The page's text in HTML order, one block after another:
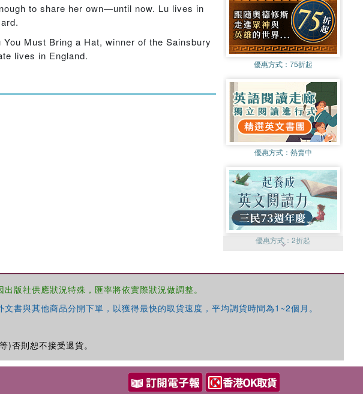
to share her own—until now. Lu lives in
Must Bring a Hat, winner of the Sainsbury
lives in England.
優惠方式： 75折起
優惠方式： 熱賣中
優惠方式：2折起
版社供應狀況特殊，匯率將依實際狀況做調整。
書與其他商品分開下單，以獲得最快的取貨速度，平均調貨時間為1~2個月。
否則恕不接受退貨。